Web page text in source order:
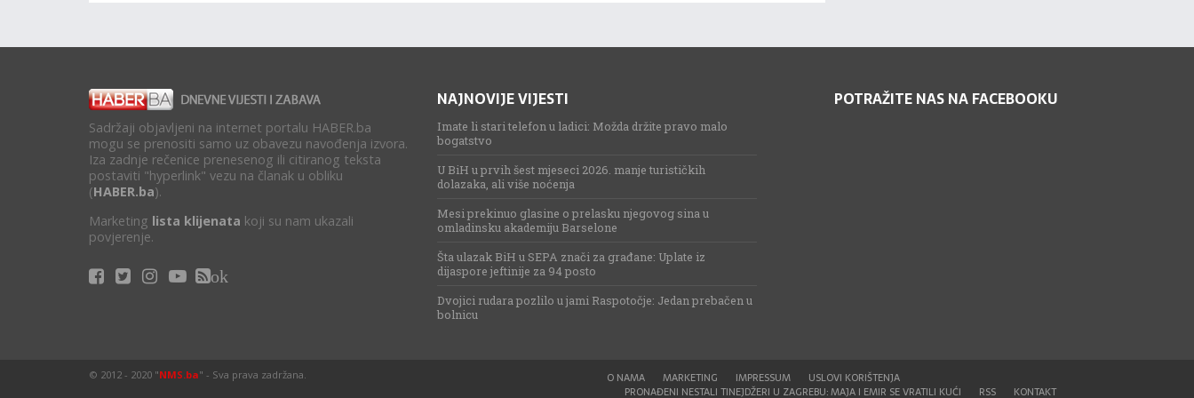
Sadržaji objavljeni na internet portalu HABER.ba
mogu se prenositi samo uz obavezu navođenja izvora.
Iza zadnje rečenice prenesenog ili citiranog teksta
postaviti "hyperlink" vezu na članak u obliku
(HABER.ba).
Marketing lista klijenata koji su nam ukazali
povjerenje.
ok
NAJNOVIJE VIJESTI
Imate li stari telefon u ladici: Možda držite pravo malo
bogatstvo
U BiH u prvih šest mjeseci 2026. manje turističkih
dolazaka, ali više noćenja
Mesi prekinuo glasine o prelasku njegovog sina u
omladinsku akademiju Barselone
Šta ulazak BiH u SEPA znači za građane: Uplate iz
dijaspore jeftinije za 94 posto
Dvojici rudara pozlilo u jami Raspotočje: Jedan prebačen u
bolnicu
POTRAŽITE NAS NA FACEBOOKU
O NAMA MARKETING IMPRESSUM
USLOVI KORIŠTENJA
PRONAĐENI NESTALI TINEJDŽERI U ZAGREBU: MAJA I EMIR SE VRATILI KUĆI
RSS KONTAKT
© 2012 - 2020 "NMS.ba" - Sva prava zadržana.